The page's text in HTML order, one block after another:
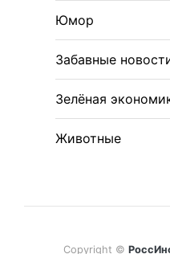
Юмор
Забавные
Зелёная
Животные
Copyright ©